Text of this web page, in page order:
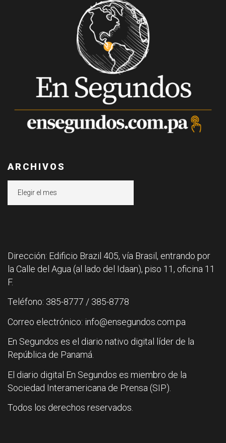
ARCHIVOS
Dirección: Edificio Brazil 405, vía Brasil, entrando por
la Calle del Agua (al lado del Idaan), piso 11, oficina 11
F.
Teléfono: 385-8777 / 385-8778
Correo electrónico: info@ensegundos.com.pa
En Segundos es el diario nativo digital líder de la
República de Panamá.
El diario digital En Segundos es miembro de la
Sociedad Interamericana de Prensa (SIP).
Todos los derechos reservados.